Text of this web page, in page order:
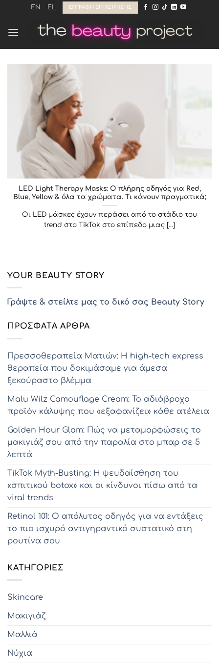
Μετάβαση
περιεχόμενο
EN EL ΕΓΓΡΑΦΉ ΕΠΙΧΕΊΡΗΣΗΣ
LED Light Therapy Masks: Ο πλήρης οδηγός για Red,
Blue, Yellow & όλα τα χρώματα. Tι κάνουν πραγματικά;
Οι LED μάσκες έχουν περάσει από το στάδιο του
trend στο TikTok στο επίπεδο μιας [...]
YOUR BEAUTY STORY
Γράψτε & στείλτε μας το δικό σας Beauty Story
ΠΡΌΣΦΑΤΑ ΆΡΘΡΑ
Πρεσσοθεραπεία Ματιών: Η high-tech express
θεραπεία που δοκιμάσαμε για άμεσα
ξεκούραστο βλέμμα
Malu Wilz Camouflage Cream: Το αδιάβροχο
προϊόν κάλυψης που «εξαφανίζει» κάθε ατέλεια
Golden Hour Glam: Πώς να μεταμορφώσεις το
μακιγιάζ σου από την παραλία στο μπαρ σε 5
λεπτά
TikTok Myth-Busting: Η ψευδαίσθηση του
«σπιτικού botox» και οι κίνδυνοι πίσω από τα
viral trends
Retinol 101: Ο απόλυτος οδηγός για να εντάξεις
το πιο ισχυρό αντιγηραντικό συστατικό στη
ρουτίνα σου
KΑΤΗΓΟΡΊΕΣ
Skincare
Μακιγιάζ
Μαλλιά
Νύχια